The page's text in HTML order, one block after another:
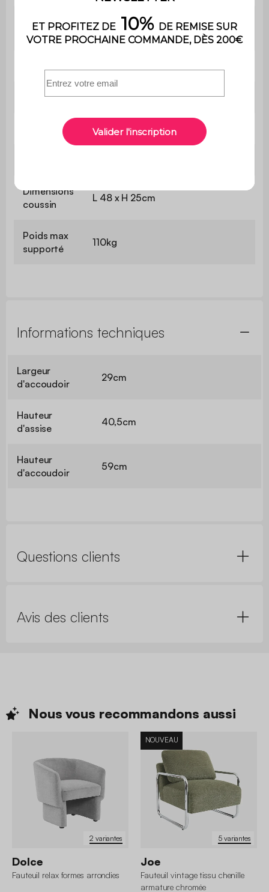
Montage
Le produit est livré en kit à monter
soi-même. Une notice est fournie
Fauteuil L 116 x P 97 x H 73cm
L 57 x P 67cm
Dimensions
coussin
L 48 x H 25cm
Poids max
supporté
110kg
Informations techniques
Largeur
d'accoudoir
29cm
Hauteur
d'assise
40,5cm
Hauteur
d'accoudoir
59cm
Questions clients
Avis des clients
Nous vous recommandons aussi
2 variantes
Dolce
Fauteuil relax formes arrondies
5 variantes
NOUVEAU
Joe
Fauteuil vintage tissu chenille
armature chromée